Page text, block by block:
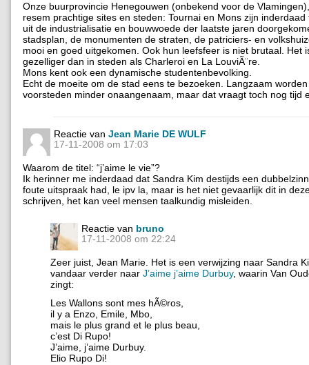
Onze buurprovincie Henegouwen (onbekend voor de
resem prachtige sites en steden: Tournai en Mons zijn inderdaad
uit de industrialisatie en bouwwoede der laatste jaren
stadsplan, de monumenten de straten, de patriciers- en
mooi en goed uitgekomen. Ook hun leefsfeer is niet brutaal. Het
gezelliger dan in steden als Charleroi en La LouviÃ¨re.
Mons kent ook een dynamische studentenbevolking.
Echt de moeite om de stad eens te bezoeken. Langzaam
voorsteden minder onaangenaam, maar dat vraagt toch nog tijd
Reactie van Jean Marie DE WULF
17-11-2008 om 17:03
Waarom de titel: “j’aime le vie”?
Ik herinner me inderdaad dat Sandra Kim destijds een
foute uitspraak had, le ipv la, maar is het niet gevaarlijk dit in
schrijven, het kan veel mensen taalkundig misleiden.
Reactie van bruno
17-11-2008 om 22:24
Zeer juist, Jean Marie. Het is een verwijzing naar Sandra
vandaar verder naar J’aime j’aime Durbuy, waarin Van
zingt:
Les Wallons sont mes hÃ©ros,
il y a Enzo, Emile, Mbo,
mais le plus grand et le plus beau,
c’est Di Rupo!
J’aime, j’aime Durbuy.
Elio Rupo Di!